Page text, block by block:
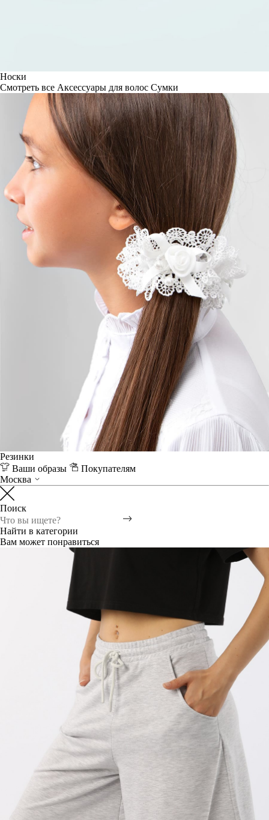
Носки
Смотреть все Аксессуары для волос Сумки
Резинки
Ваши образы
Покупателям
Москва
Поиск
Найти в категории
Вам может понравиться